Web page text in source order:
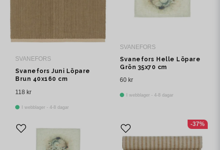
SVANEFORS
Svanefors Juni Löpare
Brun 40x160 cm
118 kr
I webblager - 4-8 dagar
SVANEFORS
Svanefors Helle Löpare
Grön 35x70 cm
60 kr
I webblager - 4-8 dagar
-37%